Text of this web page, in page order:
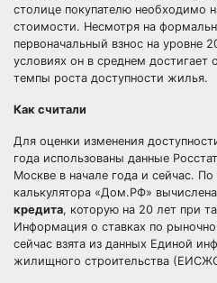
столице покупателю необходимо
стоимости. Несмотря на
первоначальный взнос на уровне
условиях он в среднем достигает
темпы роста доступности жилья.
Как считали
Для оценки изменения
года использованы данные
Москве в начале года и сейчас.
калькулятора «Дом.РФ» вычислена
кредита, которую на 20 лет при
Информация о ставках по
сейчас взята из данных Единой
жилищного строительства